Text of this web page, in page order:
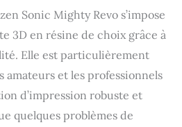
Sonic Mighty Revo s’impose
3D en résine de choix grâce à
Elle est particulièrement
amateurs et les professionnels
d’impression robuste et
quelques problèmes de